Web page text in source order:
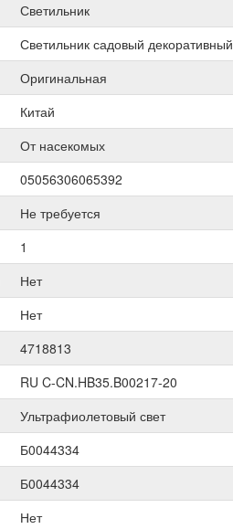
Светильник
Светильник садовый декоративный
Оригинальная
Китай
От насекомых
05056306065392
Не требуется
1
Нет
Нет
4718813
RU C-CN.HB35.B00217-20
Ультрафиолетовый свет
Б0044334
Б0044334
Нет